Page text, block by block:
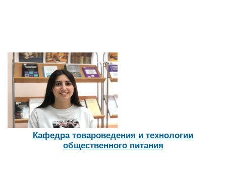
Кафедра товароведения и технологии
общественного питания